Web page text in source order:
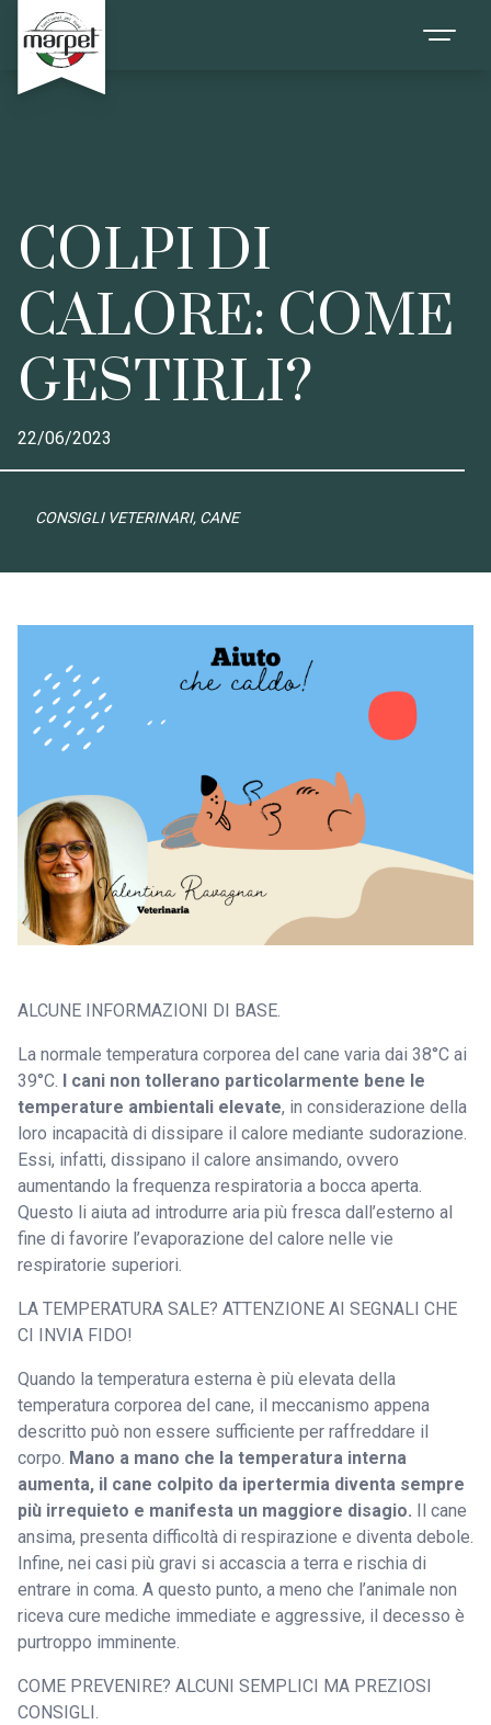
COLPI DI
CALORE: COME
GESTIRLI?
22/06/2023
CONSIGLI VETERINARI, CANE
ALCUNE INFORMAZIONI DI BASE.
La normale temperatura corporea del cane varia dai 38°C ai
39°C.
I cani non tollerano particolarmente bene le
temperature ambientali elevate, in considerazione della
loro incapacità di dissipare il calore mediante sudorazione.
Essi, infatti, dissipano il calore ansimando, ovvero
aumentando la frequenza respiratoria a bocca aperta.
Questo li aiuta ad introdurre aria più fresca dall’esterno al
fine di favorire l’evaporazione del calore nelle vie
respiratorie superiori.
LA TEMPERATURA SALE? ATTENZIONE AI SEGNALI CHE
CI INVIA FIDO!
Quando la temperatura esterna è più elevata della
temperatura corporea del cane, il meccanismo appena
descritto può non essere sufficiente per raffreddare il
corpo. Mano a mano che la temperatura interna
aumenta, il cane colpito da ipertermia diventa sempre
più irrequieto e manifesta un maggiore disagio. Il cane
ansima, presenta difficoltà di respirazione e diventa debole.
Infine, nei casi più gravi si accascia a terra e rischia di
entrare in coma. A questo punto, a meno che l’animale non
riceva cure mediche immediate e aggressive, il decesso è
purtroppo imminente.
COME PREVENIRE? ALCUNI SEMPLICI MA PREZIOSI
CONSIGLI.